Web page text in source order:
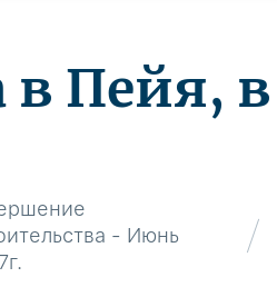
в Пейя,
- Июнь